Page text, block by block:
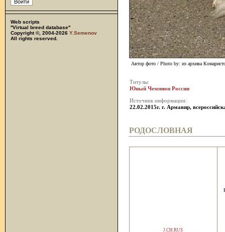
Web scripts
''Virtual breed database''
Copyright ©, 2004-2026 Y.Semenov
All rights reserved.
Автор фото / Photo by: из архива
Титулы:
Юный Чемпион России
Источник информации:
22.02.2015г. г. Армавир,
РОДОСЛОВНАЯ
J.CH.RUS